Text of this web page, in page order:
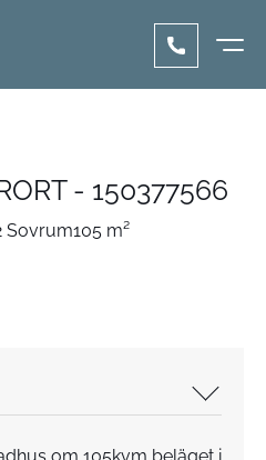
- 150377566
Sovrum105 m²